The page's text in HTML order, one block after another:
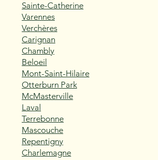
Sainte-Catherine
Varennes
Verchères
Carignan
Chambly
Beloeil
Mont-Saint-Hilaire
Otterburn Park
McMasterville
Laval
Terrebonne
Mascouche
Repentigny
Charlemagne